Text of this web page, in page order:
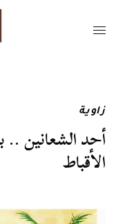
زاوية
أحد الشعانين
الأقباط